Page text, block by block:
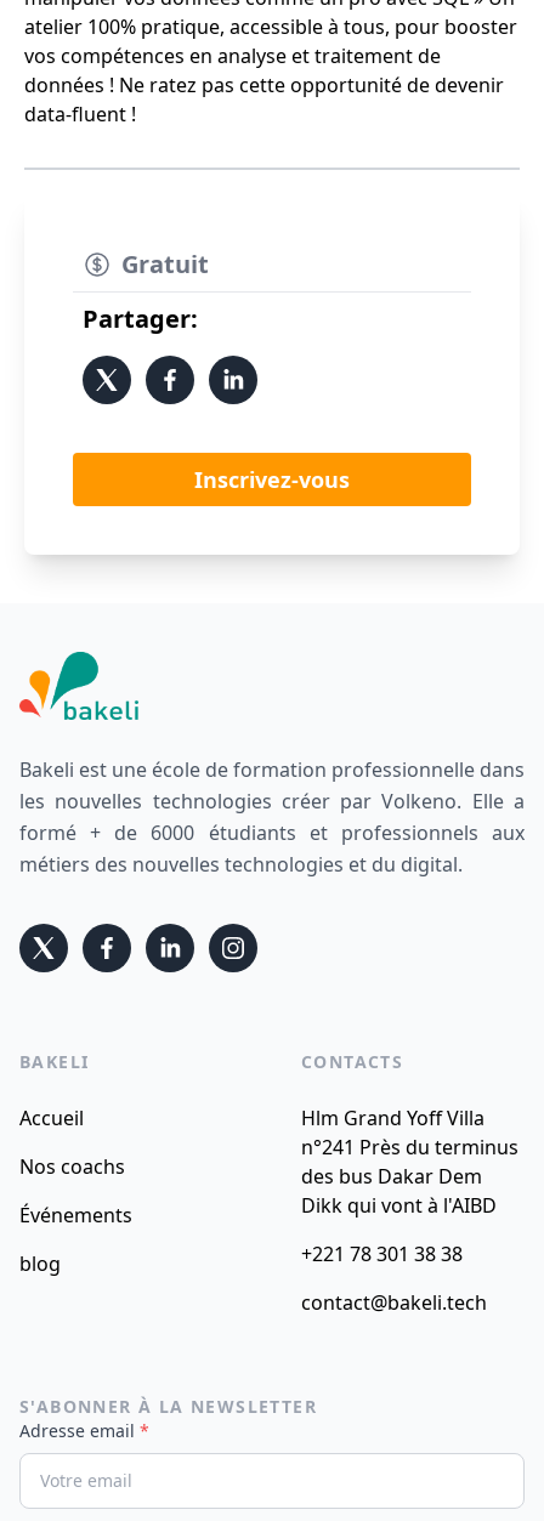
atelier 100% pratique, accessible à tous, pour booster
vos compétences en analyse et traitement de
données ! Ne ratez pas cette opportunité de devenir
data-fluent !
Gratuit
Partager:
Inscrivez-vous
Bakeli est une école de formation professionnelle dans
les nouvelles technologies créer par Volkeno. Elle a
formé + de 6000 étudiants et professionnels aux
métiers des nouvelles technologies et du digital.
BAKELI
Accueil
Nos coachs
Événements
blog
CONTACTS
Hlm Grand Yoff Villa
n°241 Près du terminus
des bus Dakar Dem
Dikk qui vont à l'AIBD
+221 78 301 38 38
contact@bakeli.tech
S'ABONNER À LA NEWSLETTER
Adresse email *